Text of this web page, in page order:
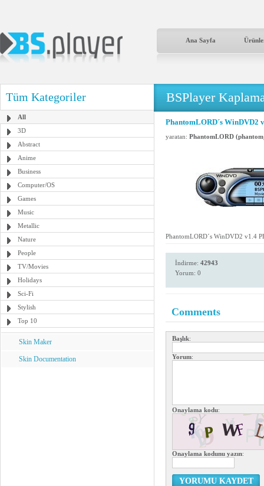
Ana Sayfa
Tüm Kategoriler
All
3D
Abstract
Anime
Business
Computer/OS
Games
Music
Metallic
Nature
People
TV/Movies
Holidays
Sci-Fi
Stylish
Top 10
Skin Maker
Skin Documentation
BSPlayer
PhantomLORD´s WinDVD2
yaratan: PhantomLORD
PhantomLORD´s WinDVD2 v1.4
İndirme: 42943
Yorum: 0
Comments
Başlık:
Yorum:
Onaylama kodu:
Onaylama kodunu yazın:
YORUMU KAYDET